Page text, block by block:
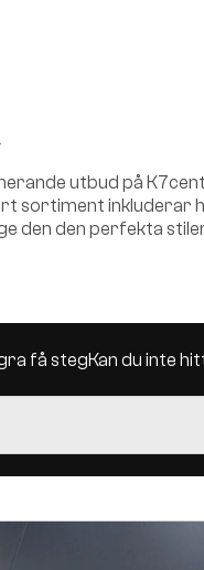
utbud på
sortiment inkluderar
den den perfekta
få stegKan du inte